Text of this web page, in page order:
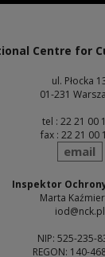
Centre for
ul. Płocka
01-231
tel : 22 21 00
fax : 22 21 00
send
email
Inspektor
Marta
iod@nck.pl
NIP: 525-235-
REGON: 140-